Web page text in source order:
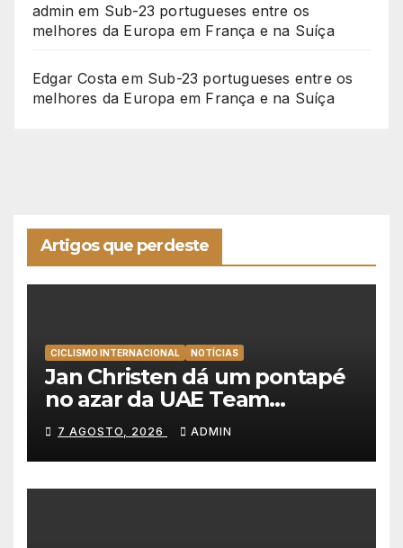
admin em Sub-23 portugueses entre os
melhores da Europa em França e na Suíça
Edgar Costa em Sub-23 portugueses entre os
melhores da Europa em França e na Suíça
Artigos que perdeste
CICLISMO INTERNACIONAL NOTÍCIAS
Jan Christen dá um pontapé
no azar da UAE Team
Emirates e vence na Volta a
Polónia
7 AGOSTO, 2026 ADMIN